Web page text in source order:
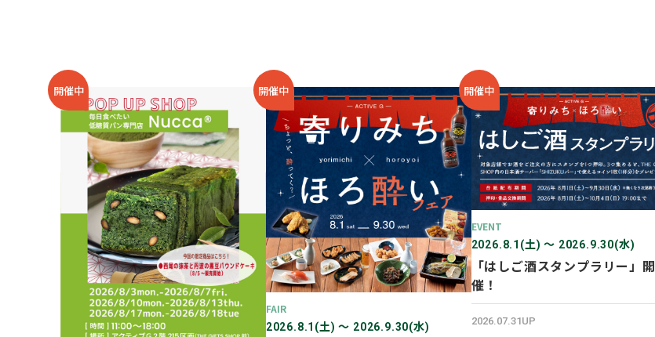
開催中 開催中
FAIR
2026.8.1(土) 〜 2026.9.30(水)
開催中
EVENT
2026.8.1(土) 〜 2026.9.30(水)
「はしご酒スタンプラリー」開
催！
2026.07.31UP